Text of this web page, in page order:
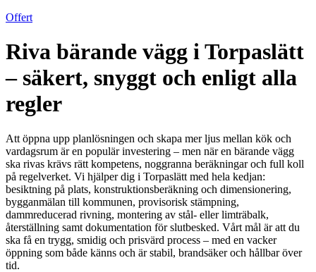
Offert
Riva bärande vägg i Torpaslätt
– säkert, snyggt och enligt alla
regler
Att öppna upp planlösningen och skapa mer ljus mellan kök och
vardagsrum är en populär investering – men när en bärande vägg
ska rivas krävs rätt kompetens, noggranna beräkningar och full koll
på regelverket. Vi hjälper dig i Torpaslätt med hela kedjan:
besiktning på plats, konstruktionsberäkning och dimensionering,
bygganmälan till kommunen, provisorisk stämpning,
dammreducerad rivning, montering av stål- eller limträbalk,
återställning samt dokumentation för slutbesked. Vårt mål är att du
ska få en trygg, smidig och prisvärd process – med en vacker
öppning som både känns och är stabil, brandsäker och hållbar över
tid.